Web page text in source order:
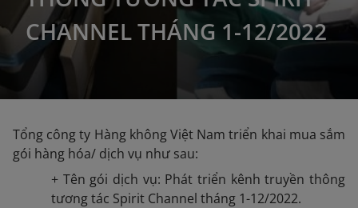
CHANNEL THÁNG 1-12/2022
Tổng công ty Hàng không Việt Nam triển khai mua sắm
gói hàng hóa/ dịch vụ như sau:
+ Tên gói dịch vụ: Phát triển kênh truyền thông
tương tác Spirit Channel tháng 1-12/2022.